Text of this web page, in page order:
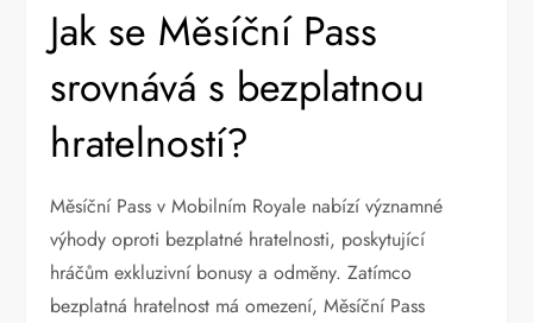
Jak se Měsíční Pass
srovnává s bezplatnou
hratelností?
Měsíční Pass v Mobilním Royale nabízí významné
výhody oproti bezplatné hratelnosti, poskytující
hráčům exkluzivní bonusy a odměny. Zatímco
bezplatná hratelnost má omezení, Měsíční Pass